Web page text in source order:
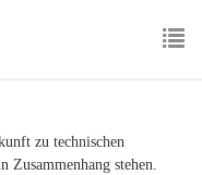
zu technischen
Zusammenhang stehen.